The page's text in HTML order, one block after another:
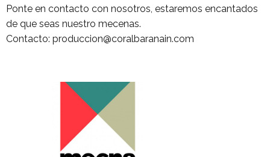
Ponte en contacto con nosotros, estaremos encantados
de que seas nuestro mecenas.
Contacto: produccion@coralbaranain.com